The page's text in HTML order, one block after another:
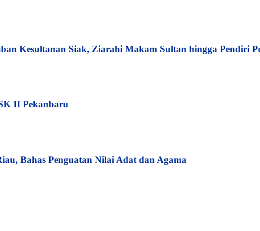
Kesultanan Siak, Ziarahi Makam Sultan hingga Pendiri
II Pekanbaru
Bahas Penguatan Nilai Adat dan Agama